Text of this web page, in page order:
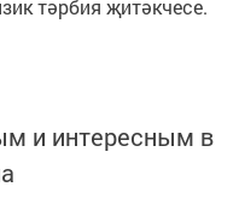
тәрбия җитәкчесе.
и интересным в